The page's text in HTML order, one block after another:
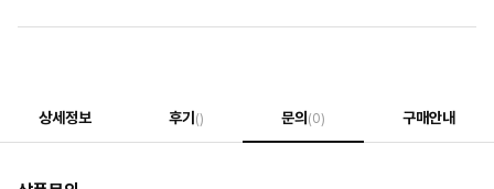
상세정보 후기 () 문의 (0) 구매안내